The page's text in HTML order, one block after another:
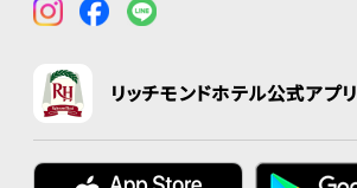
リッチモンドホテル公式アプリ